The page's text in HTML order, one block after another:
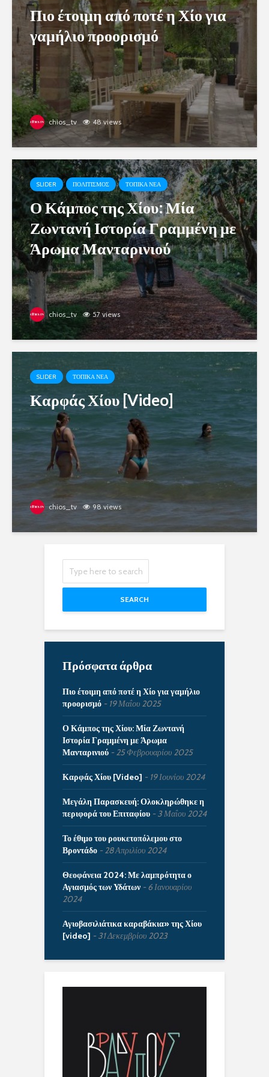
Πιο έτοιμη από ποτέ η Χίο για
γαμήλιο προορισμό
chios_tv 48 views
SLIDER ΠΟΛΙΤΙΣΜΟΣ ΤΟΠΙΚΑ ΝΕΑ
Ο Κάμπος της Χίου: Μία
Ζωντανή Ιστορία Γραμμένη με
Άρωμα Μανταρινιού
chios_tv 57 views
SLIDER ΤΟΠΙΚΑ ΝΕΑ
Καρφάς Χίου [Video]
chios_tv 98 views
SEARCH
Πρόσφατα άρθρα
Πιο έτοιμη από ποτέ η Χίο για γαμήλιο
προορισμό
19 Μαΐου 2025
Ο Κάμπος της Χίου: Μία Ζωντανή
Ιστορία Γραμμένη με Άρωμα
Μανταρινιού
25 Φεβρουαρίου 2025
Καρφάς Χίου [Video] 19 Ιουνίου 2024
Μεγάλη Παρασκευή: Ολοκληρώθηκε η
περιφορά του Επιταφίου
3 Μαΐου 2024
Το έθιμο του ρουκετοπόλεμου στο
Βροντάδο
28 Απριλίου 2024
Θεοφάνεια 2024: Με λαμπρότητα ο
Αγιασμός των Υδάτων
6 Ιανουαρίου
2024
Αγιοβασιλιάτικα καραβάκια» της Χίου
[video]
31 Δεκεμβρίου 2023